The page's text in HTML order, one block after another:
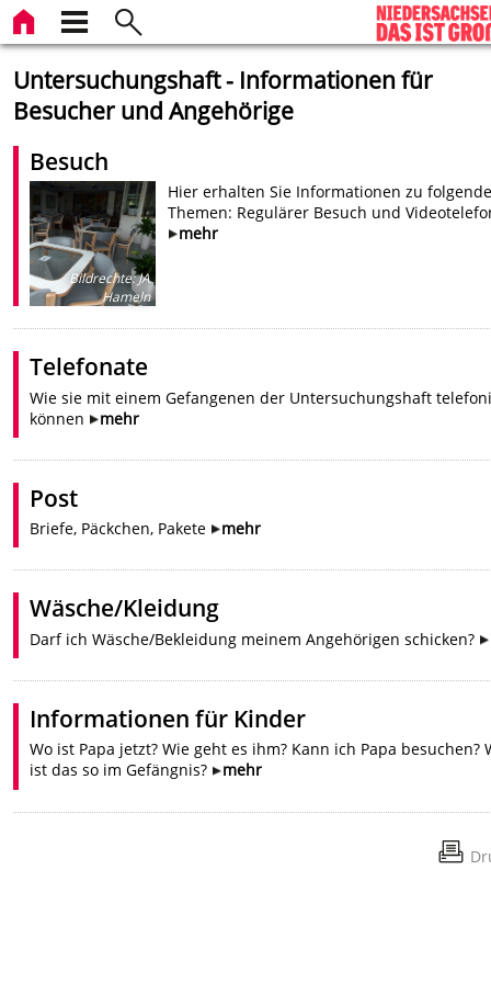
Untersuchungshaft - Informationen für
Besucher und Angehörige
Besuch
Bildrechte:JA
Hameln
Hier erhalten Sie Informationen zu
Themen: Regulärer Besuch und
mehr
Telefonate
Wie sie mit einem Gefangenen der Untersuchungshaft
können
mehr
Post
Briefe, Päckchen, Pakete mehr
Wäsche/Kleidung
Darf ich Wäsche/Bekleidung meinem Angehörigen schicken?
Informationen für Kinder
Wo ist Papa jetzt? Wie geht es ihm? Kann ich Papa besuchen?
ist das so im Gefängnis?
mehr